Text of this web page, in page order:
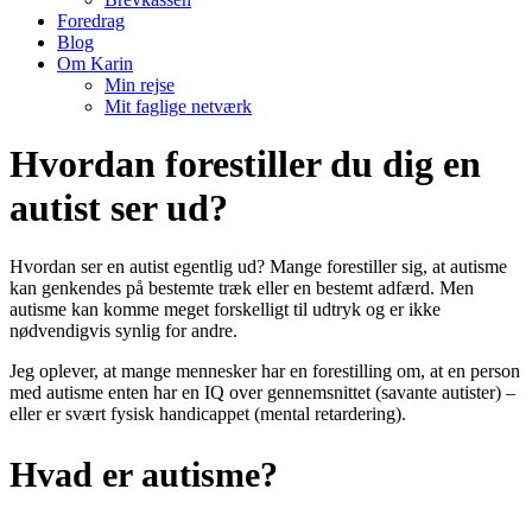
Foredrag
Blog
Om Karin
Min rejse
Mit faglige netværk
Hvordan forestiller du dig en
autist ser ud?
Hvordan ser en autist egentlig ud? Mange forestiller sig, at autisme
kan genkendes på bestemte træk eller en bestemt adfærd. Men
autisme kan komme meget forskelligt til udtryk og er ikke
nødvendigvis synlig for andre.
Jeg oplever, at mange mennesker har en forestilling om, at en person
med autisme enten har en IQ over gennemsnittet (savante autister) –
eller er svært fysisk handicappet (mental retardering).
Hvad er autisme?